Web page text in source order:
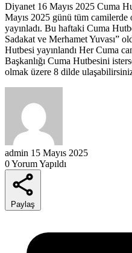
Diyanet 16 Mayıs 2025 Cuma
Mayıs 2025 günü tüm camilerde
yayınladı. Bu haftaki Cuma
Sadakat ve Merhamet Yuvası”
Hutbesi yayınlandı Her Cuma
Başkanlığı Cuma Hutbesini
olmak üzere 8 dilde
admin 15 Mayıs 2025
0 Yorum Yapıldı
Paylaş